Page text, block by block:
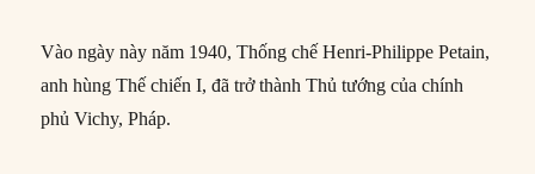
Vào ngày này năm 1940, Thống chế Henri-Philippe Petain,
anh hùng Thế chiến I, đã trở thành Thủ tướng của chính
phủ Vichy, Pháp.